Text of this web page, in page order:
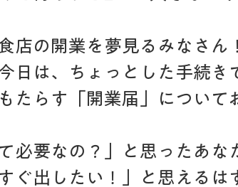
店の開業を夢見るみなさん
日は、ちょっとした手続き
たらす「開業届」について
必要なの？」と思ったあな
ぐ出したい！」と思えるは